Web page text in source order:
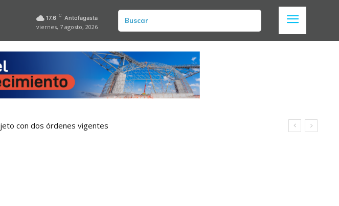
17.6 C Antofagasta
viernes, 7 agosto, 2026
Buscar
con dos órdenes vigentes